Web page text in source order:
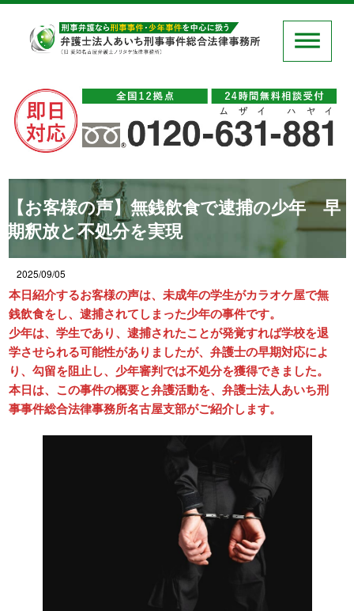
【お客様の声】無銭飲食で逮捕の少年 早
期釈放と不処分を実現
2025/09/05
本日紹介するお客様の声は、未成年の学生がカラオケ屋で無
銭飲食をし、逮捕されてしまった少年の事件です。
少年は、学生であり、逮捕されたことが発覚すれば学校を退
学させられる可能性がありましたが、弁護士の早期対応によ
り、勾留を阻止し、少年審判では不処分を獲得できました。
本日は、この事件の概要と弁護活動を、弁護士法人あいち刑
事事件総合法律事務所名古屋支部がご紹介します。